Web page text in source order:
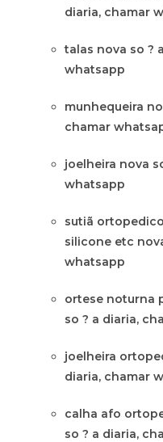
diaria, chamar
talas nova so ?
whatsapp
munhequeira
chamar
joelheira nova
whatsapp
sutiã
silicone etc
whatsapp
ortese noturna
so ? a diaria,
joelheira
diaria, chamar
calha afo
so ? a diaria,